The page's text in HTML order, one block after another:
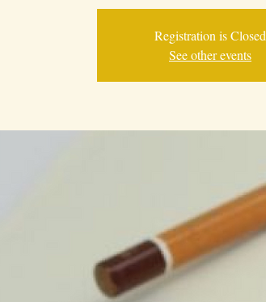
Registration is Closed
See other events